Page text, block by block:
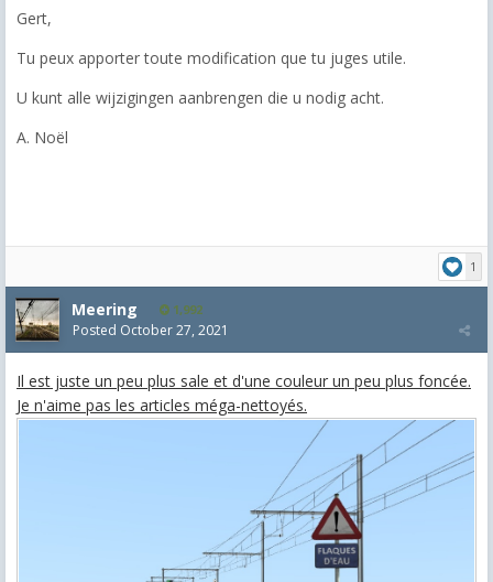
Gert,
Tu peux apporter toute modification que tu juges utile.
U kunt alle wijzigingen aanbrengen die u nodig acht.
A. Noël
1
Meering 1,992
Posted October 27, 2021
Il est juste un peu plus sale et d'une couleur un peu plus foncée.
Je n'aime pas les articles méga-nettoyés.